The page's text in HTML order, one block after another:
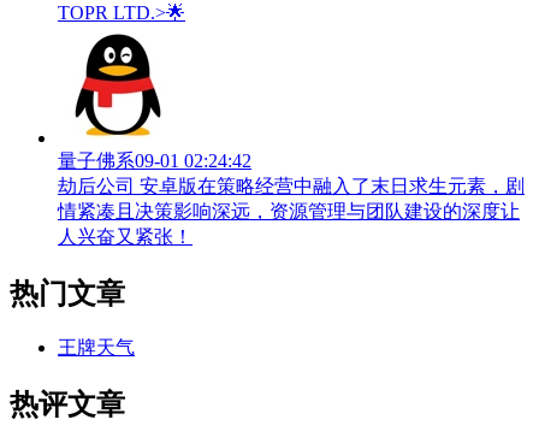
TOPR LTD.>🌟
量子佛系09-01 02:24:42
劫后公司 安卓版在策略经营中融入了末日求生元素，剧
情紧凑且决策影响深远，资源管理与团队建设的深度让
人兴奋又紧张！
热门文章
王牌天气
热评文章